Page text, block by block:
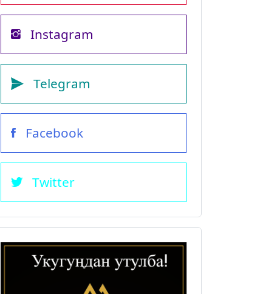
Instagram
Telegram
Facebook
Twitter